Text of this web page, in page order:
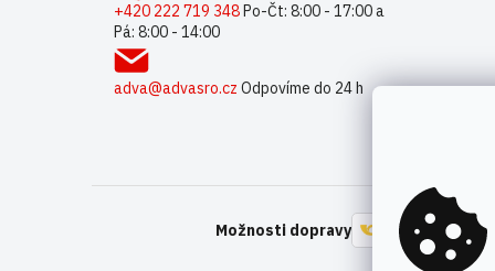
+420 222 719 348 Po-Čt: 8:00 - 17:00 a
Pá: 8:00 - 14:00
adva@advasro.cz Odpovíme do 24 h
Možnosti dopravy